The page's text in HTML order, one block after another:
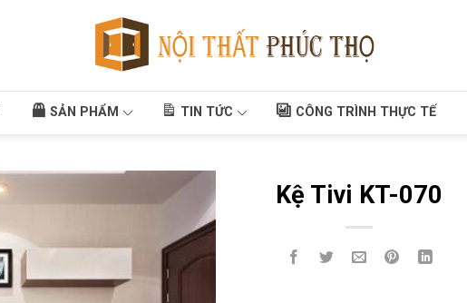
SẢN PHẨM TIN TỨC CÔNG TRÌNH THỰC TẾ
Kệ Tivi KT-070